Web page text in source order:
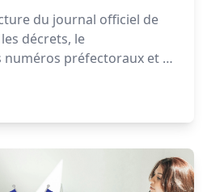
du journal officiel de
décrets, le
préfectoraux et la
votre décret.